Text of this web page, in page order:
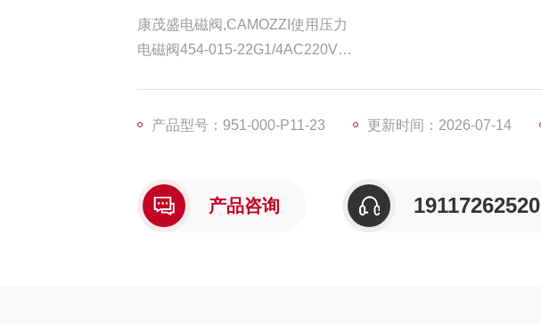
康茂盛电磁阀,CAMOZZI使用压力
电磁阀454-015-22G1/4AC220V
CAMOZZI MC202-F03+MC202-D13+MC202-FB3
产品型号：951-000-P11-23 更新时间：2026-07-14
产品咨询 19117262520